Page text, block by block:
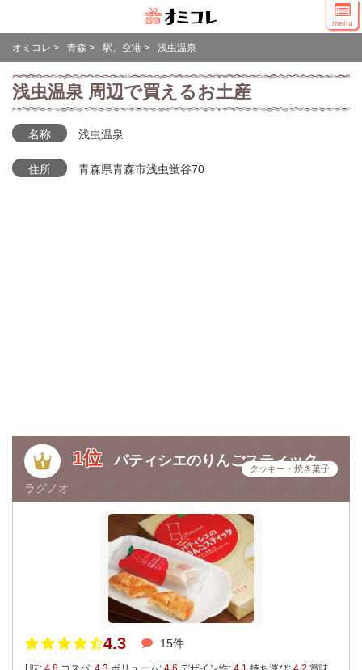
menu
オミコレ > 青森 > 駅、空港 > 浅虫温泉
浅虫温泉 周辺で買えるお土産
名称 浅虫温泉
住所 青森県青森市浅虫蛍谷70
1位 パティシエのりんごスティック
ラグノオ
クッキー・焼き菓子
4.3 15件